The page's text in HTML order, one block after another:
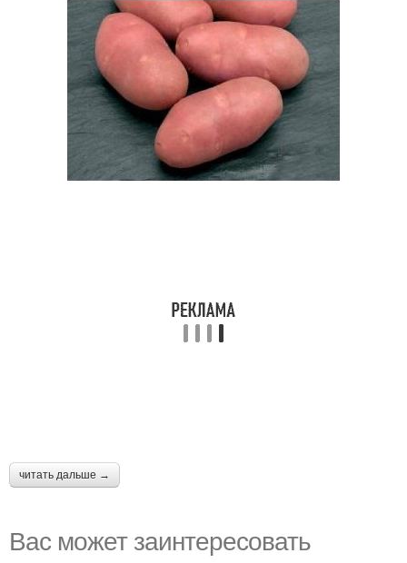
читать дальше →
Вас может заинтересовать